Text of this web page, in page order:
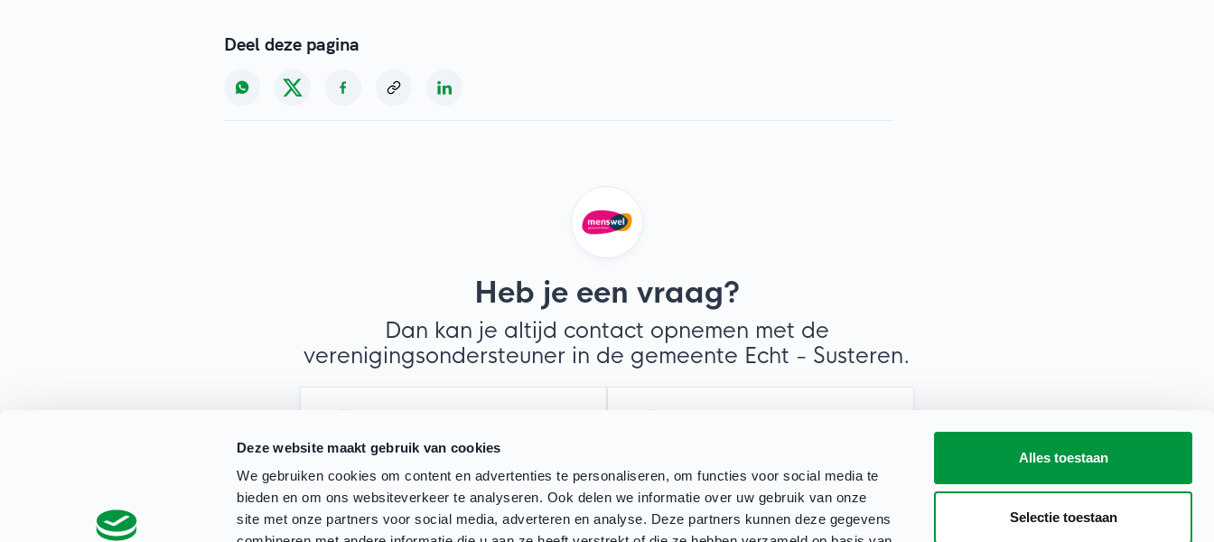
Deze website maakt gebruik van cookies
We gebruiken cookies om content en advertenties te personaliseren, om functies voor social media te
bieden en om ons websiteverkeer te analyseren. Ook delen we informatie over uw gebruik van onze
site met onze partners voor social media, adverteren en analyse. Deze partners kunnen deze gegevens
Alles toestaan
Selectie toestaan
Deel deze pagina
Heb je een vraag?
Dan kan je altijd contact opnemen met de
verenigingsondersteuner in de gemeente Echt - Susteren.
Stuur een berichtje, bellen mag ook Stuur een e-mail